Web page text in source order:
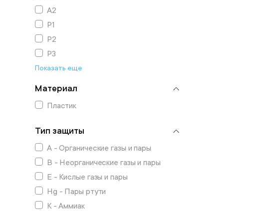
А2
P1
P2
P3
Показать еще
Материал
Пластик
Тип защиты
A - Органические газы и пары
B - Неорганические газы и пары
E - Кислые газы и пары
Hg - Пары ртути
K - Аммиак